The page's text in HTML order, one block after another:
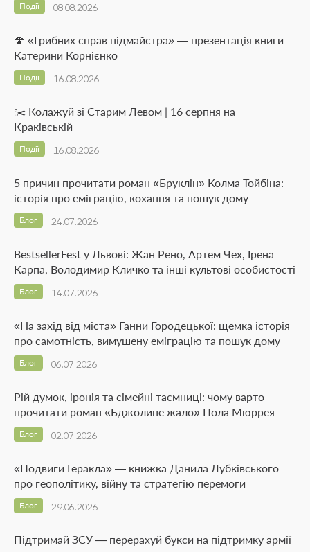
08.08.2026
Події
🍄 «Грибних справ підмайстра» — презентація книги
Катерини Корнієнко
16.08.2026
Події
✂️ Колажуй зі Старим Левом | 16 серпня на
Краківській
16.08.2026
Події
5 причин прочитати роман «Бруклін» Колма Тойбіна:
історія про еміграцію, кохання та пошук дому
24.07.2026
Блог
BestsellerFest у Львові: Жан Рено, Артем Чех, Ірена
Карпа, Володимир Кличко та інші культові особистості
14.07.2026
Блог
«На захід від міста» Ганни Городецької: щемка історія
про самотність, вимушену еміграцію та пошук дому
06.07.2026
Блог
Рій думок, іронія та сімейні таємниці: чому варто
прочитати роман «Бджолине жало» Пола Мюррея
02.07.2026
Блог
«Подвиги Геракла» — книжка Данила Лубківського
про геополітику, війну та стратегію перемоги
29.06.2026
Блог
Підтримай ЗСУ — перерахуй букси на підтримку армії